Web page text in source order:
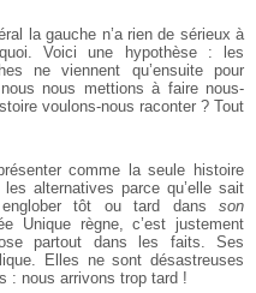
la gauche n’a rien de sérieux à
Voici une hypothèse : les
ne viennent qu’ensuite pour
nous mettions à faire nous-
voulons-nous raconter ? Tout
comme la seule histoire
alternatives parce qu’elle sait
tôt ou tard dans son
Unique règne, c’est justement
partout dans les faits. Ses
Elles ne sont désastreuses
: nous arrivons trop tard !